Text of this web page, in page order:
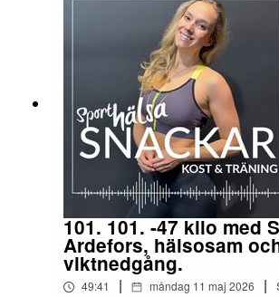
101. 101. -47 kilo med
Ardefors, hälsosam
viktnedgång.
49:41 | måndag 11 maj 2026 |